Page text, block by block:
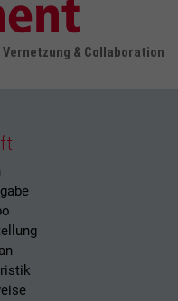
& Collaboration